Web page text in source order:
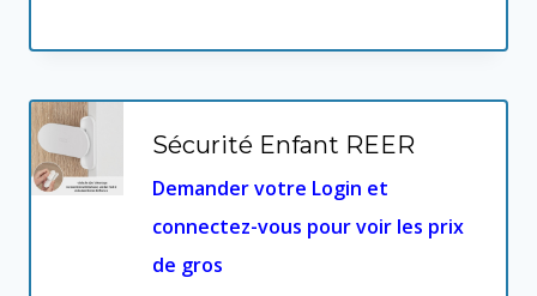
Sécurité Enfant REER
Demander votre Login et
connectez-vous pour voir les prix
de gros